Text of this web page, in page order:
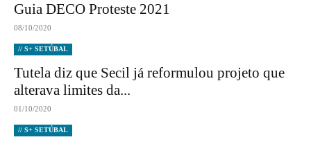
Guia DECO Proteste 2021
08/10/2020
// S+ SETÚBAL
Tutela diz que Secil já reformulou projeto que
alterava limites da...
01/10/2020
// S+ SETÚBAL